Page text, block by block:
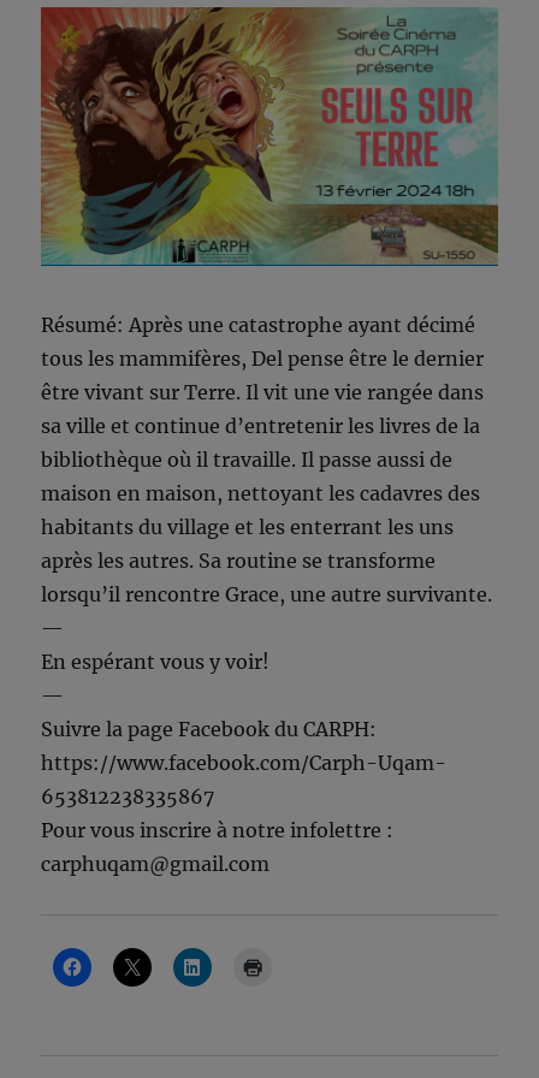
Résumé: Après une catastrophe ayant décimé
tous les mammifères, Del pense être le dernier
être vivant sur Terre. Il vit une vie rangée dans
sa ville et continue d’entretenir les livres de la
bibliothèque où il travaille. Il passe aussi de
maison en maison, nettoyant les cadavres des
habitants du village et les enterrant les uns
après les autres. Sa routine se transforme
lorsqu’il rencontre Grace, une autre survivante.
—
En espérant vous y voir!
—
Suivre la page Facebook du CARPH:
https://www.facebook.com/Carph-Uqam-
653812238335867
Pour vous inscrire à notre infolettre :
carphuqam@gmail.com